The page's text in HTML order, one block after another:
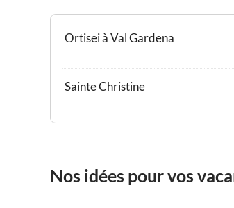
Ortisei à Val Gardena
Sainte Christine
Nos idées pour vos